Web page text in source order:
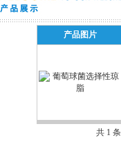
产品图片
共 1